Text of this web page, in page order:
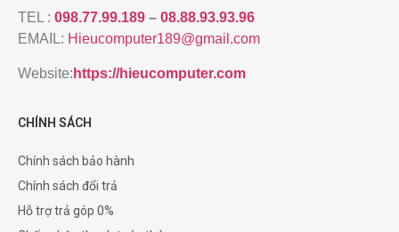
TEL : 098.77.99.189 – 08.88.93.93.96
EMAIL: Hieucomputer189@gmail.com
Website: https://hieucomputer.com
CHÍNH SÁCH
Chính sách bảo hành
Chính sách đổi trả
Hỗ trợ trả góp 0%